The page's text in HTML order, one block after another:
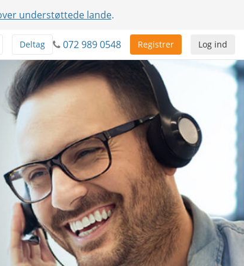
understøttede lande.
Log ind
Registrer
072 989 0548
Deltag